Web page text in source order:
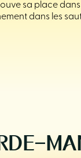
sa place dans
dans les